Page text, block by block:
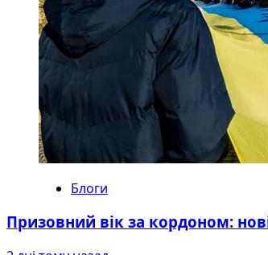
Блоги
Призовний вік за кордоном: